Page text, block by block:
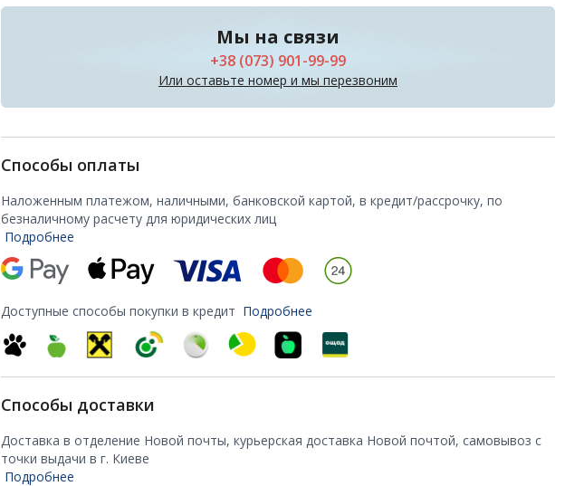
Мы на связи
+38 (073) 901-99-99
Или оставьте номер и мы перезвоним
Способы оплаты
Наложенным платежом, наличными, банковской картой, в кредит/рассрочку, по
безналичному расчету для юридических лиц
Подробнее
Доступные способы покупки в кредит Подробнее
Способы доставки
Доставка в отделение Новой почты, курьерская доставка Новой почтой, самовывоз с
точки выдачи в г. Киеве
Подробнее